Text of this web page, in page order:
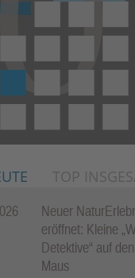
TOP
Neuer
eröffnet: Kleine
Detektive“ auf
Maus